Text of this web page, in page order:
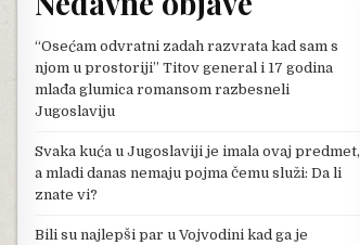
“Osećam odvratni zadah razvrata kad sam s
njom u prostoriji” Titov general i 17 godina
mlađa glumica romansom razbesneli
Jugoslaviju
Svaka kuća u Jugoslaviji je imala ovaj predmet,
a mladi danas nemaju pojma čemu služi: Da li
znate vi?
Bili su najlepši par u Vojvodini kad ga je